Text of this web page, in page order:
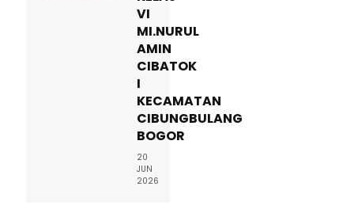
VI
MI.NURUL
AMIN
CIBATOK
I
KECAMATAN
CIBUNGBULANG
BOGOR
20
JUN
2026